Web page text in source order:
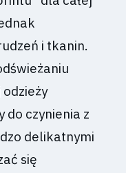
i tkanin.
do czynienia z
delikatnymi
się